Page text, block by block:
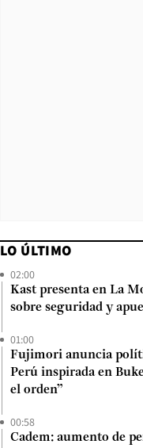
LO ÚLTIMO
02:00
Kast presenta en La
sobre seguridad y
01:00
Fujimori anuncia
Perú inspirada en
el orden”
00:58
Cadem: aumento de